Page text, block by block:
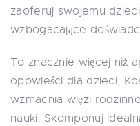
zaoferuj swojemu
wzbogacające
To znacznie więcej niż
opowieści dla dzieci,
wzmacnia więzi
nauki. Skomponuj